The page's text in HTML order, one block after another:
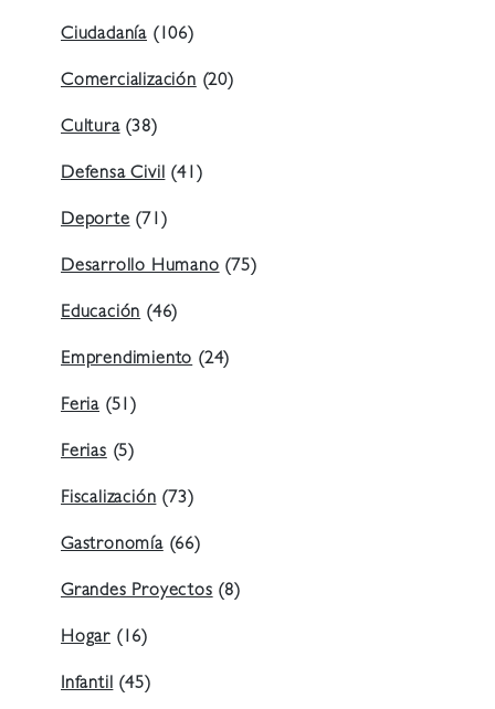
Ciudadanía (106)
Comercialización(20)
Cultura(38)
Defensa Civil(41)
Deporte(71)
Desarrollo Humano(75)
Educación(46)
Emprendimiento(24)
Feria (51)
Ferias(5)
Fiscalización(73)
Gastronomía(66)
Grandes Proyectos(8)
Hogar (16)
Infantil(45)